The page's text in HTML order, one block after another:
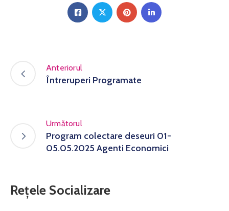
Anteriorul
Întreruperi Programate
Următorul
Program colectare deseuri 01-
05.05.2025 Agenti Economici
Rețele Socializare